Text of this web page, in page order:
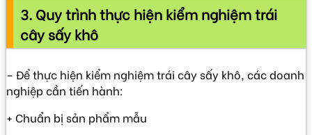
3. Quy trình thực hiện kiểm nghiệm trái
cây sấy khô
– Để thực hiện kiểm nghiệm trái cây sấy khô, các doanh
nghiệp cần tiến hành:
+ Chuẩn bị sản phẩm mẫu